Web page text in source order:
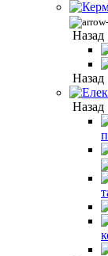
Назад
Назад
Назад